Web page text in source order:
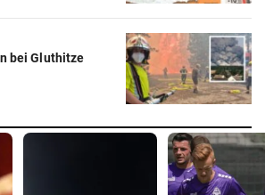
bei Gluthitze